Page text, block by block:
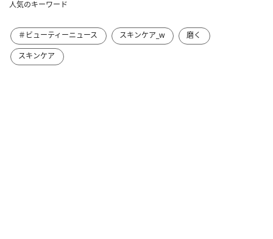
人気のキーワード
＃ビューティーニュース スキンケア_w
磨く
スキンケア